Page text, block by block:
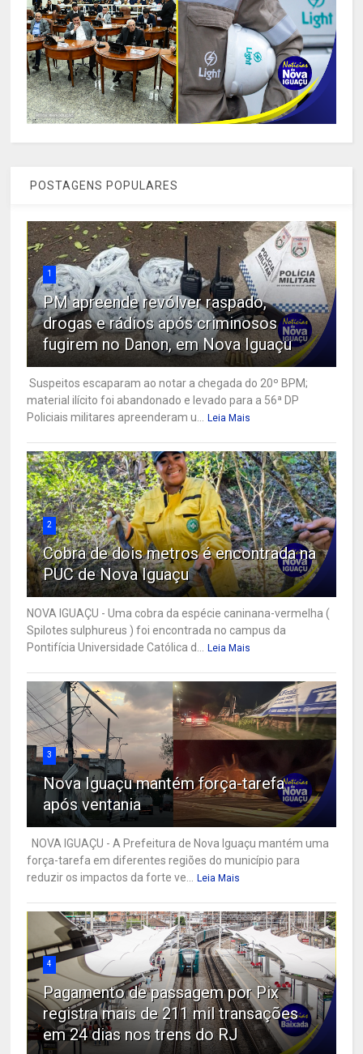
POSTAGENS POPULARES
1
PM apreende revólver raspado,
drogas e rádios após criminosos
fugirem no Danon, em Nova Iguaçu
Suspeitos escaparam ao notar a chegada do 20º BPM;
material ilícito foi abandonado e levado para a 56ª DP
Policiais militares apreenderam u...
Leia Mais
2
Cobra de dois metros é encontrada na
PUC de Nova Iguaçu
NOVA IGUAÇU - Uma cobra da espécie caninana-vermelha (
Spilotes sulphureus ) foi encontrada no campus da
Pontifícia Universidade Católica d...
Leia Mais
3
Nova Iguaçu mantém força-tarefa
após ventania
NOVA IGUAÇU - A Prefeitura de Nova Iguaçu mantém uma
força-tarefa em diferentes regiões do município para
reduzir os impactos da forte ve...
Leia Mais
4
Pagamento de passagem por Pix
registra mais de 211 mil transações
em 24 dias nos trens do RJ